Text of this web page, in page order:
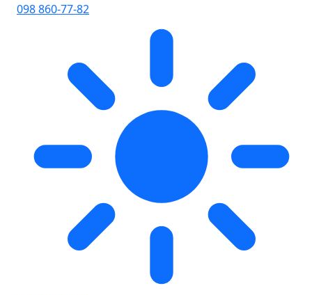
098 860-77-82